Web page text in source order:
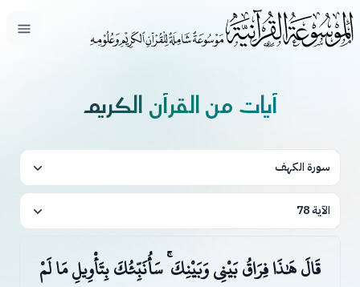
فتح
آيات من القرآن الكريم
سورة الكهف
الآية 78
قَالَ هَٰذَا فِرَاقُ بَيْنِي وَبَيْنِكَ ۚ سَأُنَبِّئُكَ بِتَأْوِيلِ مَا لَمْ